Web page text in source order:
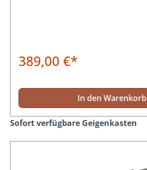
389,00 €*
In den Warenkorb
Produktgalerie überspringen
Sofort verfügbare Geigenkasten